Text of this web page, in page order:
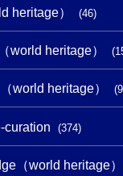
(10)
(10)
(3)
(1)
(43)
(8)
(1)
(32)
heritage） (46)
(25)
world heritage）
(31)
world heritage）
(14)
(4)
curation (374)
（world heritage）